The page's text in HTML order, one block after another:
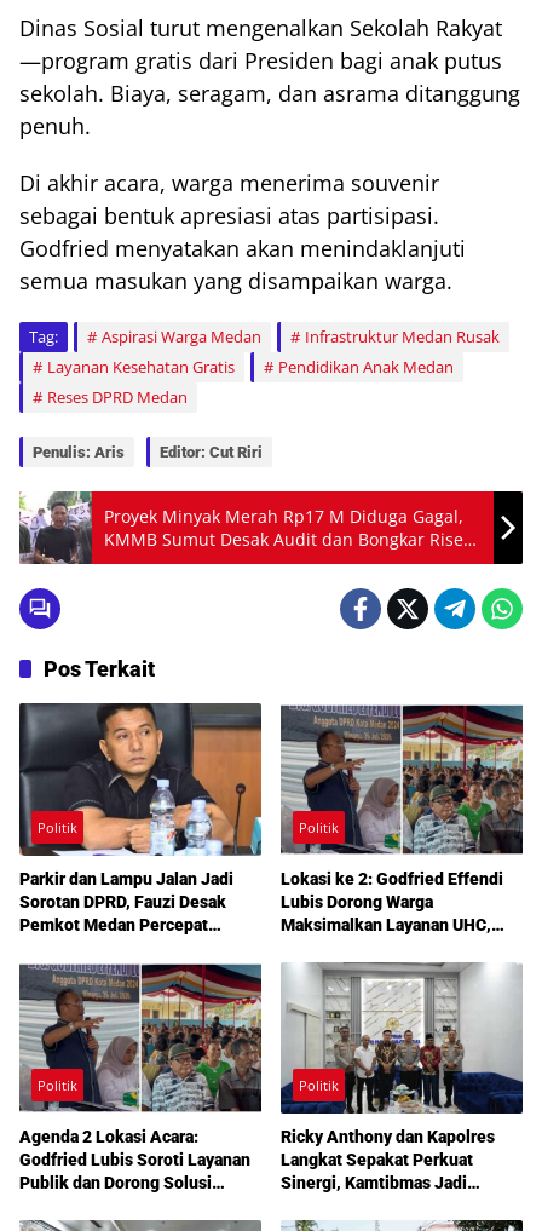
Dinas Sosial turut mengenalkan Sekolah Rakyat
—program gratis dari Presiden bagi anak putus
sekolah. Biaya, seragam, dan asrama ditanggung
penuh.
Di akhir acara, warga menerima souvenir
sebagai bentuk apresiasi atas partisipasi.
Godfried menyatakan akan menindaklanjuti
semua masukan yang disampaikan warga.
Tag: Aspirasi Warga Medan
Infrastruktur Medan Rusak
Layanan Kesehatan Gratis
Pendidikan Anak Medan
Reses DPRD Medan
Penulis: Aris Editor: Cut Riri
Proyek Minyak Merah Rp17 M Diduga Gagal,
KMMB Sumut Desak Audit dan Bongkar Riset
Rp2 M Tanpa Hasil
Pos Terkait
Politik
Parkir dan Lampu Jalan Jadi
Sorotan DPRD, Fauzi Desak
Pemkot Medan Percepat
Politik
Lokasi ke 2: Godfried Effendi
Lubis Dorong Warga
Maksimalkan Layanan UHC,
Pendidikan Mengemuka dalam
Reses Medan Amplas
Politik
Agenda 2 Lokasi Acara:
Godfried Lubis Soroti Layanan
Publik dan Dorong Solusi
Politik
Ricky Anthony dan Kapolres
Langkat Sepakat Perkuat
Sinergi, Kamtibmas Jadi